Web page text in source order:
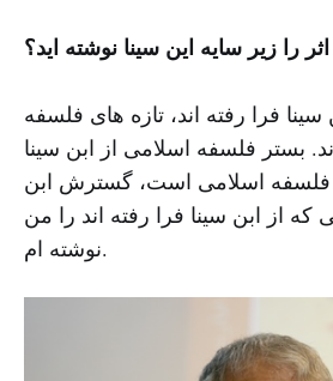
سینا فرا رفته اند، تازه های فلسفه
بستر فلسفه اسلامی از ابن سینا
اسلامی است، گسترش ابن
که از ابن سینا فرا رفته اند را من
نوشته ام.